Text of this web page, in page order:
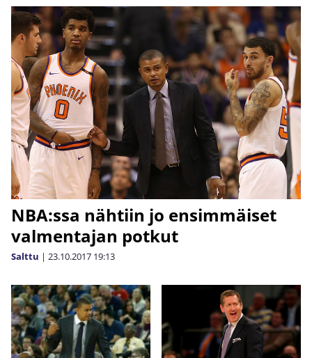
NBA:ssa nähtiin jo ensimmäiset
valmentajan potkut
Salttu | 23.10.2017 19:13